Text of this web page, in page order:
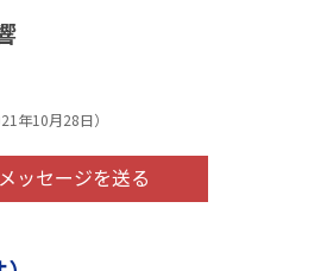
年10月28日）
ッセージを送る